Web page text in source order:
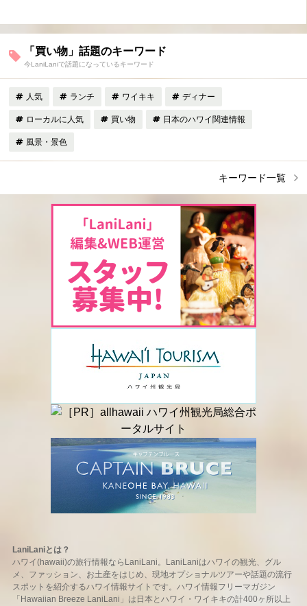
「買い物」話題のキーワード
今LaniLaniで話題になっているキーワード
人気 ランチ ワイキキ ディナー
ローカルに人気 買い物 日本のハワイ関連情報
風景・景色
キーワード一覧
LaniLaniとは？
ハワイ(hawaii)の旅行情報ならLaniLani。LaniLaniはハワイの観光、グル
メ、ファッション、お土産をはじめ、現地オプショナルツアーや話題の流行
スポットを紹介するハワイ情報サイトです。ハワイ情報フリーマガジン
「Hawaiian Breeze LaniLani」は日本とハワイ・ワイキキの計400ヶ所以上